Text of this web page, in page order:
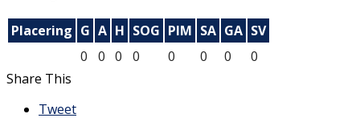
Placering G A H SOG PIM SA GA SV
0
0 0 0 0 0 0
0
Share This
Tweet